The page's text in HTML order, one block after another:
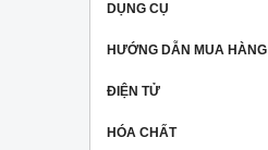
DỤNG CỤ
HƯỚNG DẪN MUA HÀNG
ĐIỆN TỬ
HÓA CHẤT